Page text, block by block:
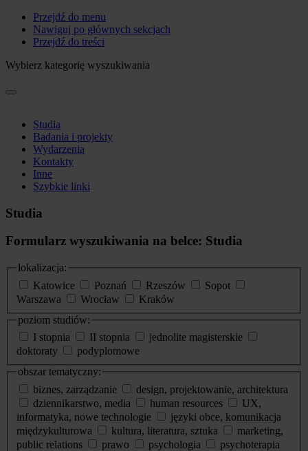
Przejdź do menu
Nawiguj po głównych sekcjach
Przejdź do treści
Wybierz kategorię wyszukiwania
Studia
Badania i projekty
Wydarzenia
Kontakty
Inne
Szybkie linki
Studia
Formularz wyszukiwania na belce: Studia
lokalizacja:
Katowice
Poznań Rzeszów
Sopot
Warszawa
Wrocław
Kraków
poziom studiów:
I stopnia
II stopnia
jednolite magisterskie
doktoraty
podyplomowe
obszar tematyczny:
biznes, zarządzanie
design, projektowanie, architektura
dziennikarstwo, media
human resources
UX,
informatyka, nowe technologie
języki obce, komunikacja
międzykulturowa
kultura, literatura, sztuka
marketing,
public relations
prawo psychologia
psychoterapia